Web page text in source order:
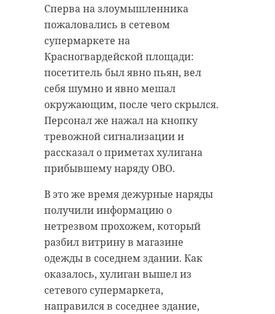
Сперва на злоумышленника
пожаловались в сетевом
супермаркете на
Красногвардейской площади:
посетитель был явно пьян, вел
себя шумно и явно мешал
окружающим, после чего скрылся.
Персонал же нажал на кнопку
тревожной сигнализации и
рассказал о приметах хулигана
прибывшему наряду ОВО.
В это же время дежурные наряды
получили информацию о
нетрезвом прохожем, который
разбил витрину в магазине
одежды в соседнем здании. Как
оказалось, хулиган вышел из
сетевого супермаркета,
направился в соседнее здание,